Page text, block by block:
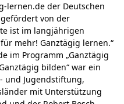
lernen.de der Deutschen
von der
ist im langjährigen
mehr! Ganztägig lernen.“
im Programm „Ganztägig
bilden“ war ein
und Jugendstiftung,
mit Unterstützung